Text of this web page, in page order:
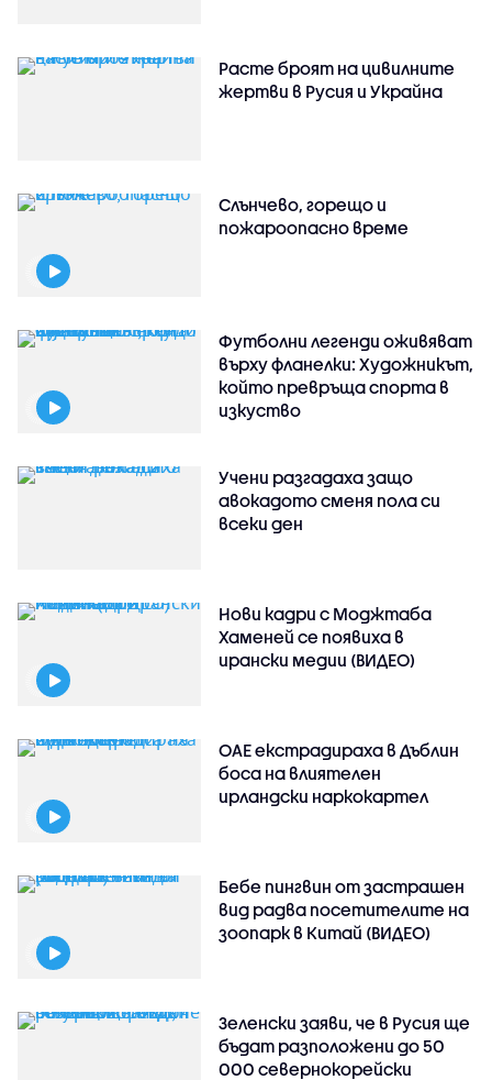
Расте броят на цивилните
жертви в Русия и Украйна
Слънчево, горещо и
пожароопасно време
Футболни легенди оживяват
върху фланелки: Художникът,
който превръща спорта в
изкуство
Учени разгадаха защо
авокадото сменя пола си
всеки ден
Нови кадри с Моджтаба
Хаменей се появиха в
ирански медии (ВИДЕО)
ОАЕ екстрадираха в Дъблин
боса на влиятелен
ирландски наркокартел
Бебе пингвин от застрашен
вид радва посетителите на
зоопарк в Китай (ВИДЕО)
Зеленски заяви, че в Русия ще
бъдат разположени до 50
000 севернокорейски